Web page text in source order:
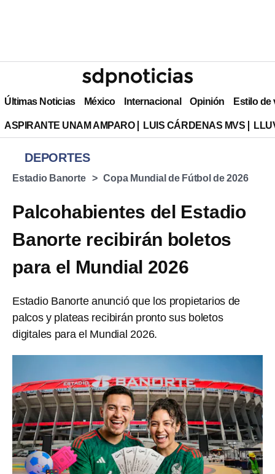
Últimas Noticias México Internacional Opinión Estilo de
ASPIRANTE UNAM AMPARO LUIS CÁRDENAS MVS
DEPORTES
Estadio Banorte Copa Mundial de Fútbol de 2026
Palcohabientes del Estadio
Banorte recibirán boletos
para el Mundial 2026
Estadio Banorte anunció que los propietarios de
palcos y plateas recibirán pronto sus boletos
digitales para el Mundial 2026.